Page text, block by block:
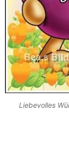
Liebevolles